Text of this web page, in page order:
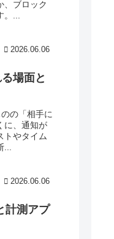
、ブロック
。...
2026.06.06
場面と
の「相手に
に、通知が
トやタイム
2026.06.06
計測アプ